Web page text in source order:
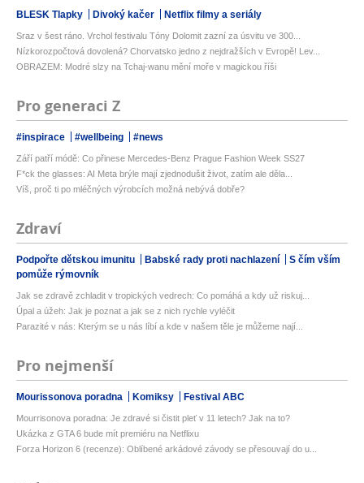
BLESK Tlapky Divoký kačer Netflix filmy a seriály
Sraz v šest ráno. Vrchol festivalu Tóny Dolomit zazní za úsvitu ve 300...
Nízkorozpočtová dovolená? Chorvatsko jedno z nejdražších v Evropě! Lev...
OBRAZEM: Modré slzy na Tchaj-wanu mění moře v magickou říši
Pro generaci Z
#inspirace #wellbeing #news
Září patří módě: Co přinese Mercedes-Benz Prague Fashion Week SS27
F*ck the glasses: AI Meta brýle mají zjednodušit život, zatím ale děla...
Víš, proč ti po mléčných výrobcích možná nebývá dobře?
Zdraví
Podpořte dětskou imunitu Babské rady proti nachlazení
S čím vším
pomůže rýmovník
Jak se zdravě zchladit v tropických vedrech: Co pomáhá a kdy už riskuj...
Úpal a úžeh: Jak je poznat a jak se z nich rychle vyléčit
Parazité v nás: Kterým se u nás líbí a kde v našem těle je můžeme nají...
Pro nejmenší
Mourissonova poradna Komiksy Festival ABC
Mourrisonova poradna: Je zdravé si čistit pleť v 11 letech? Jak na to?
Ukázka z GTA 6 bude mít premiéru na Netflixu
Forza Horizon 6 (recenze): Oblíbené arkádové závody se přesouvají do u...